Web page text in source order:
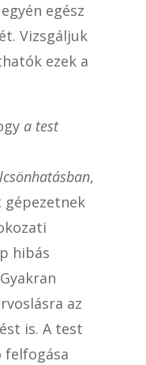
egész
Vizsgáljuk
ezek a
a test
,
hibás
az
is. A test
felfogása